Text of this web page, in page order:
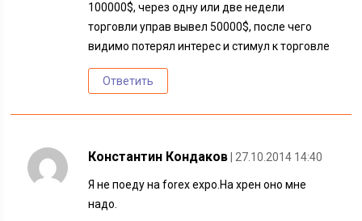
100000$, через одну или две недели
торговли управ вывел 50000$, после чего
видимо потерял интерес и стимул к торговле
Ответить
Константин Кондаков | 27.10.2014 14:40
Я не поеду на forex expo.На хрен оно мне
надо.